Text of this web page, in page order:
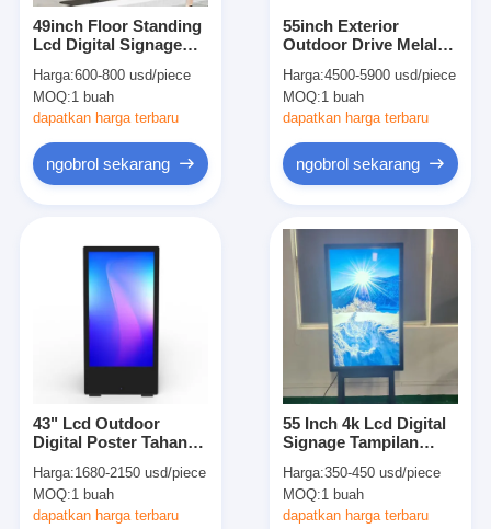
Video
Tentang kami
Tur Pabrik
Kontrol kualitas
Berita
ngobrol sekarang
Layar LCD Jendela
layar lcd dua sisi
Layar LCD luar ruangan
49inch Floor Standing
Lcd Digital Signage
Tampilan Layar Lcd
Advertising Indoor
Harga:600-800 usd/piece
MOQ:1 buah
dapatkan harga terbaru
ngobrol sekarang
55inch Exterior
Outdoor Drive Melalui
3000nits Disambung 3
Layar
Harga:4500-5900 usd/piece
MOQ:1 buah
dapatkan harga terbaru
ngobrol sekarang
43" Lcd Outdoor
Digital Poster Tahan
Harga:1680-2150 usd/piece
MOQ:1 buah
dapatkan harga terbaru
55 Inch 4k Lcd Digital
Signage Tampilan
Kecantikan 2000nits
Harga:350-450 usd/piece
MOQ:1 buah
dapatkan harga terbaru